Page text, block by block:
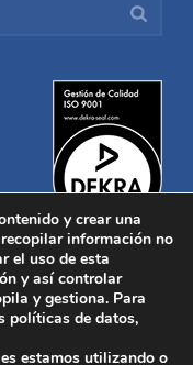
Aviso legal
de Cookies
y crear una
información no
el uso de esta
y así controlar
y gestiona. Para
políticas de datos,
estamos utilizando o